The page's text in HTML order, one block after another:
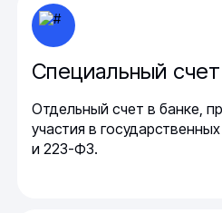
Специальный
Отдельный счет в банке,
участия в
и 223-ФЗ.